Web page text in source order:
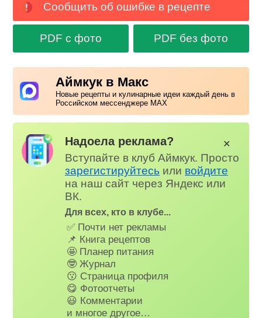
Сообщить об ошибке в рецепте
PDF с фото PDF без фото
Аймкук в Макс
Новые рецепты и кулинарные идеи каждый день в
Российском мессенджере MAX
Надоела реклама?
Вступайте в клуб Аймкук. Просто
зарегистируйтесь или войдите
на наш сайт через Яндекс или
ВК.
Для всех, кто в клубе...
✅ Почти нет рекламы
📌 Книга рецептов
🤩 Планер питания
🤓 Журнал
😗 Страница профиля
😋 Фотоотчеты
😃 Комментарии
и многое другое…
✕